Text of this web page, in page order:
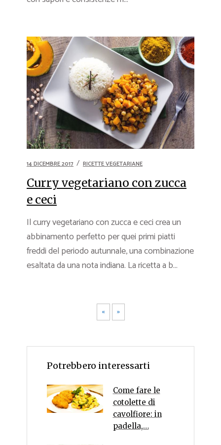
14 DICEMBRE 2017 RICETTE VEGETARIANE
Curry vegetariano con zucca
e ceci
Il curry vegetariano con zucca e ceci crea un
abbinamento perfetto per quei primi piatti
freddi del periodo autunnale, una combinazione
esaltata da una nota indiana. La ricetta a b...
« »
Potrebbero interessarti
Come fare le
cotolette di
cavolfiore: in
padella,…